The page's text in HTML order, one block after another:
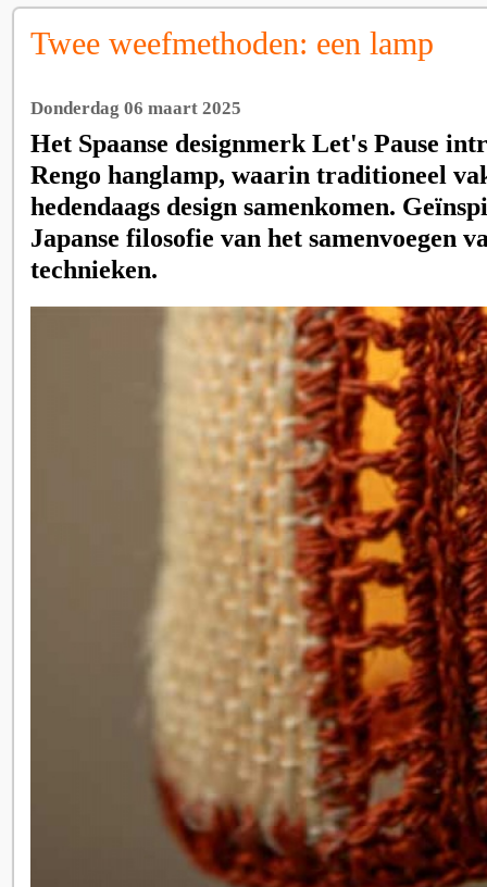
Twee weefmethoden: een lamp
Donderdag 06 maart 2025
Het Spaanse designmerk Let's Pause
Rengo hanglamp, waarin traditioneel
hedendaags design samenkomen.
Japanse filosofie van het samenvoegen
technieken.